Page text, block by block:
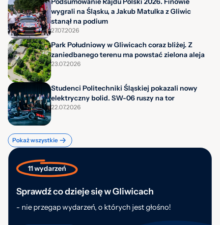
wygrali na Śląsku, a Jakub Matulka z Gliwic
stanął na podium
27.07.2026
Park Południowy w Gliwicach coraz bliżej. Z
zaniedbanego terenu ma powstać zielona aleja
23.07.2026
Studenci Politechniki Śląskiej pokazali nowy
elektryczny bolid. SW-06 ruszy na tor
22.07.2026
Pokaż wszystkie
11 wydarzeń
Sprawdź co dzieje się w Gliwicach
- nie przegap wydarzeń, o których jest głośno!